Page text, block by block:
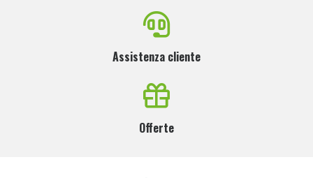
Assistenza cliente
Offerte